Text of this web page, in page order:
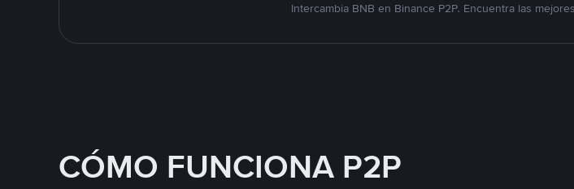
Intercambia BNB en Binance P2P. Encuentra las
CÓMO FUNCIONA P2P